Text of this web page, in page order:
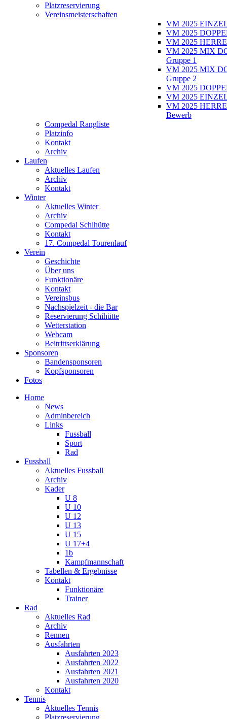
Platzreservierung
Vereinsmeisterschaften
VM 2025
VM 2025
VM 2025
VM 2025 MIX
Gruppe 1
VM 2025 MIX
Gruppe 2
VM 2025
VM 2025
VM 2025
Bewerb
Compedal Rangliste
Platzinfo
Kontakt
Archiv
Laufen
Aktuelles Laufen
Archiv
Kontakt
Winter
Aktuelles Winter
Archiv
Compedal Schihütte
Kontakt
17. Compedal Tourenlauf
Verein
Geschichte
Über uns
Funktionäre
Kontakt
Vereinsbus
Nachspielzeit - die Bar
Reservierung Schihütte
Wetterstation
Webcam
Beitrittserklärung
Sponsoren
Bandensponsoren
Kopfsponsoren
Fotos
Home
News
Adminbereich
Links
Fussball
Sport
Rad
Fussball
Aktuelles Fussball
Archiv
Kader
U 8
U 10
U 12
U 13
U 15
U 17+4
1b
Kampfmannschaft
Tabellen & Ergebnisse
Kontakt
Funktionäre
Trainer
Rad
Aktuelles Rad
Archiv
Rennen
Ausfahrten
Ausfahrten 2023
Ausfahrten 2022
Ausfahrten 2021
Ausfahrten 2020
Kontakt
Tennis
Aktuelles Tennis
Platzreservierung